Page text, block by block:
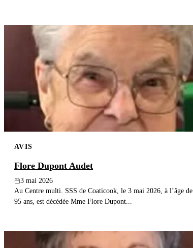
AVIS
Flore Dupont Audet
3 mai 2026
Au Centre multi. SSS de Coaticook, le 3 mai 2026, à l’âge de
95 ans, est décédée Mme Flore Dupont...